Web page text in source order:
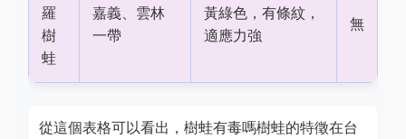
羅
樹
蛙
嘉義、雲林
一帶
黃綠色，有條紋，
適應力強
無
從這個表格可以看出，樹蛙有毒嗎樹蛙的特徵在台